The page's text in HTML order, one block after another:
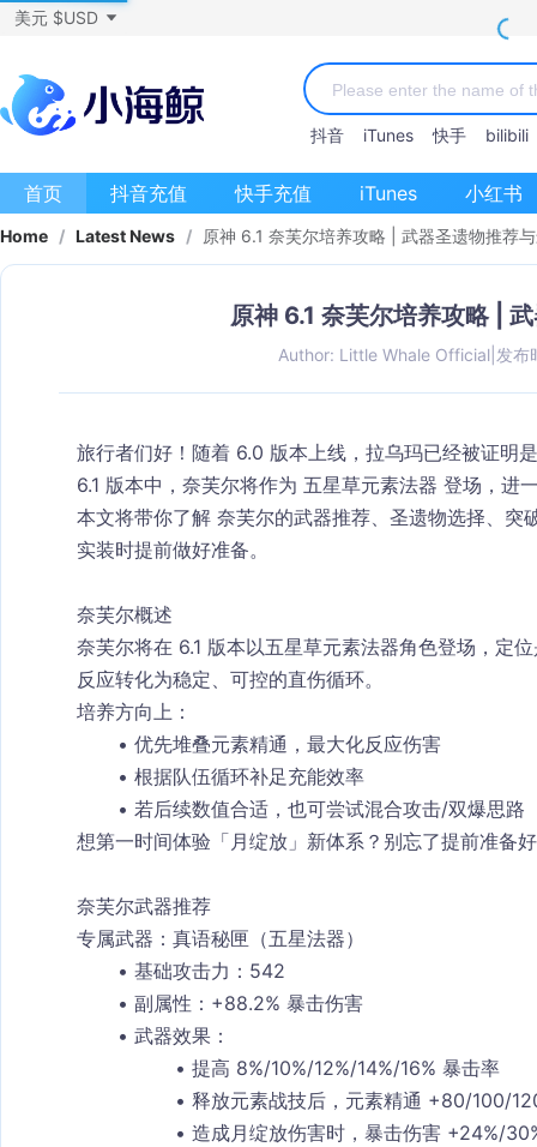
美元 $USD
抖音 iTunes 快手 bilibili
首页 抖音充值 快手充值 iTunes 小红书
Home / Latest News / 原神 6.1 奈芙尔培养攻略 | 武器圣遗物推荐
原神 6.1 奈芙尔培养攻略 |
Author: Little Whale Official 发布
旅行者们好！随着 6.0 版本上线，拉乌玛已经被证明
6.1 版本中，奈芙尔将作为 五星草元素法器 登场，进
本文将带你了解 奈芙尔的武器推荐、圣遗物选择、突
实装时提前做好准备。
奈芙尔概述
奈芙尔将在 6.1 版本以五星草元素法器角色登场，定
反应转化为稳定、可控的直伤循环。
培养方向上：
优先堆叠元素精通，最大化反应伤害
根据队伍循环补足充能效率
若后续数值合适，也可尝试混合攻击/双爆思路
想第一时间体验「月绽放」新体系？别忘了提前准备
奈芙尔武器推荐
专属武器：真语秘匣（五星法器）
基础攻击力：542
副属性：+88.2% 暴击伤害
武器效果：
提高 8%/10%/12%/14%/16% 暴击率
释放元素战技后，元素精通 +80/100/
造成月绽放伤害时，暴击伤害 +24%/